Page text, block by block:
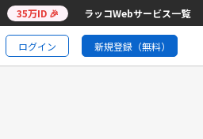
35万ID 🎉 ラッコWebサービス一覧
ログイン 新規登録（無料）